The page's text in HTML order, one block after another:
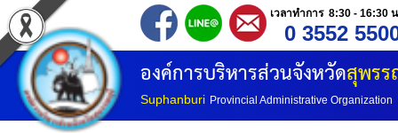
เวลาทำการ 8:30 - 16:30
0 3552
องค์การบริหารส่วนจังหวัดสุพร
Suphanburi Provincial Administrative Organization
หน้าแรก
ประวัติ อบจ